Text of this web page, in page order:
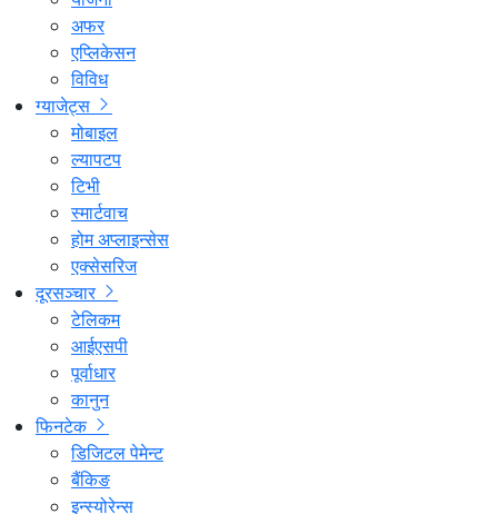
अफर
एप्लिकेसन
विविध
ग्याजेट्स
मोबाइल
ल्यापटप
टिभी
स्मार्टवाच
होम अप्लाइन्सेस
एक्सेसरिज
दूरसञ्चार
टेलिकम
आईएसपी
पूर्वाधार
कानुन
फिनटेक
डिजिटल पेमेन्ट
बैंकिङ
इन्स्योरेन्स